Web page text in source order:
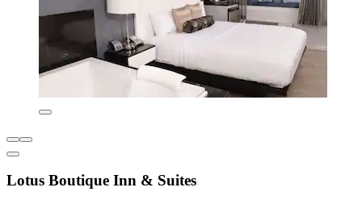
Lotus Boutique Inn & Suites